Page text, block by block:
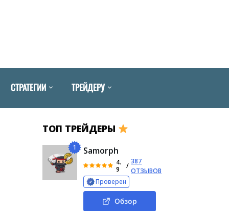
СТРАТЕГИИ ТРЕЙДЕРУ
ТОП ТРЕЙДЕРЫ
1 Samorph
4.
9
/
387
ОТЗЫВОВ
Проверен
Обзор